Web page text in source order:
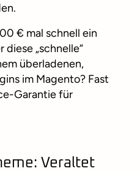
€ mal schnell ein
diese „schnelle“
überladenen,
im Magento? Fast
Garantie für
Veraltet